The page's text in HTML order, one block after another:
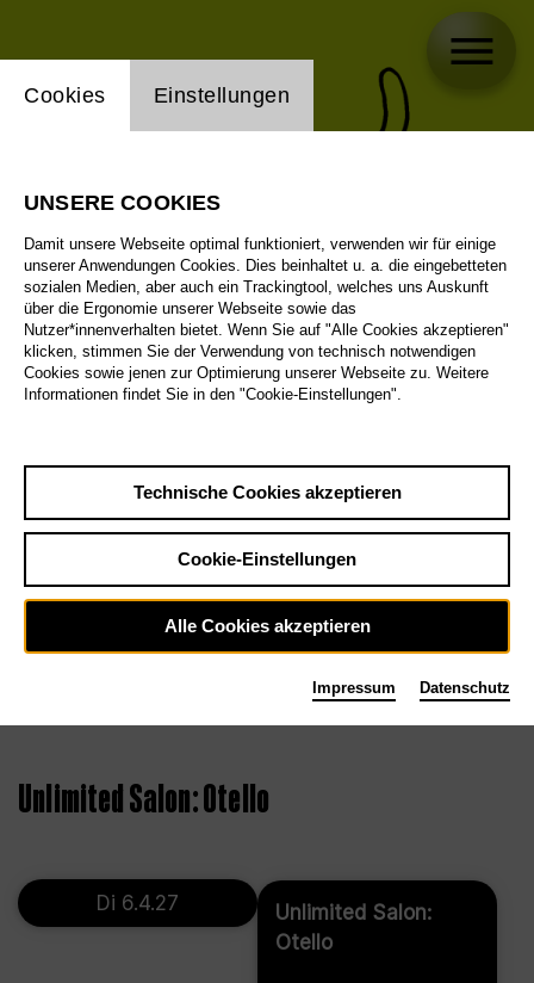
Unlimited Salon: Otello
Di 6.4.27
Unlimited Salon:
Otello
Einstellung Website Cookie
Cookies Einstellungen
UNSERE COOKIES
Damit unsere Webseite optimal funktioniert, verwenden wir für einige
unserer Anwendungen Cookies. Dies beinhaltet u. a. die eingebetteten
sozialen Medien, aber auch ein Trackingtool, welches uns Auskunft
über die Ergonomie unserer Webseite sowie das
Nutzer*innenverhalten bietet. Wenn Sie auf "Alle Cookies akzeptieren"
klicken, stimmen Sie der Verwendung von technisch notwendigen
Cookies sowie jenen zur Optimierung unserer Webseite zu. Weitere
Informationen findet Sie in den "Cookie-Einstellungen".
Technische Cookies akzeptieren
Cookie-Einstellungen
Alle Cookies akzeptieren
Impressum Datenschutz